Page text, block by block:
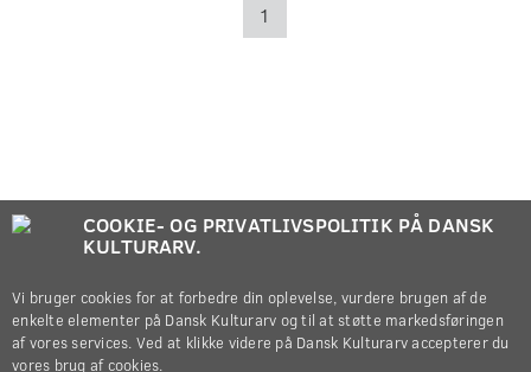
1
COOKIE- OG PRIVATLIVSPOLITIK PÅ DANSK
KULTURARV.
Vi bruger cookies for at forbedre din oplevelse, vurdere brugen af de
enkelte elementer på Dansk Kulturarv og til at støtte markedsføringen
af vores services. Ved at klikke videre på Dansk Kulturarv accepterer du
vores brug af cookies.